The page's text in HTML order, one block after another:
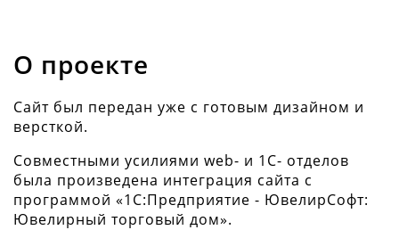
О проекте
Сайт был передан уже с готовым дизайном и
версткой.
Совместными усилиями web- и 1С- отделов
была произведена интеграция сайта с
программой «1C:Предприятие - ЮвелирСофт:
Ювелирный торговый дом».